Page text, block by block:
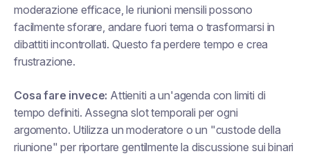
moderazione efficace, le riunioni mensili possono
facilmente sforare, andare fuori tema o trasformarsi in
dibattiti incontrollati. Questo fa perdere tempo e crea
frustrazione.
Cosa fare invece: Attieniti a un'agenda con limiti di
tempo definiti. Assegna slot temporali per ogni
argomento. Utilizza un moderatore o un "custode della
riunione" per riportare gentilmente la discussione sui binari